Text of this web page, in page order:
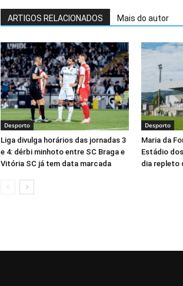
ARTIGOS RELACIONADOS Mais do autor
Desporto
Liga divulga horários das jornadas 3
e 4: dérbi minhoto entre SC Braga e
Vitória SC já tem data marcada
Desporto
Maria da
Estádio
dia repleto